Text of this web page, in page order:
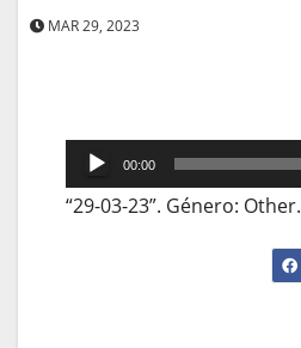
MAR 29, 2023
Reprodutor
de
00:00
“29-03-23”. Género: Other.